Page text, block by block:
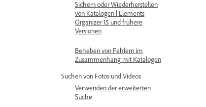
Sichern oder Wiederherstellen
von Katalogen | Elements
Organizer 15 und frühere
Versionen
Beheben von Fehlern im
Zusammenhang mit Katalogen
Suchen von Fotos und Videos
Verwenden der erweiterten
Suche